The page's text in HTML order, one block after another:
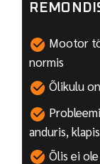
Mootor
normis
Õlikulu
anduris, klapis
Õlis ei